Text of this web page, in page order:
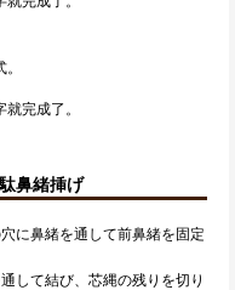
完成了。
駄鼻緒挿げ
に鼻緒を通して前鼻緒を固定
して結び、芯縄の残りを切り